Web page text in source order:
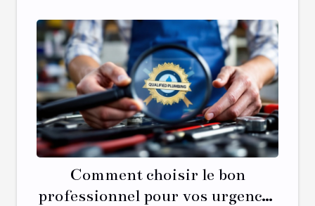
Comment choisir le bon
professionnel pour vos urgences